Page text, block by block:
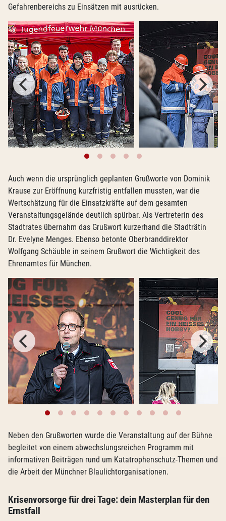
Gefahrenbereichs zu Einsätzen mit ausrücken.
Auch wenn die ursprünglich geplanten Grußworte von Dominik
Krause zur Eröffnung kurzfristig entfallen mussten, war die
Wertschätzung für die Einsatzkräfte auf dem gesamten
Veranstaltungsgelände deutlich spürbar. Als Vertreterin des
Stadtrates übernahm das Grußwort kurzerhand die Stadträtin
Dr. Evelyne Menges. Ebenso betonte Oberbranddirektor
Wolfgang Schäuble in seinem Grußwort die Wichtigkeit des
Ehrenamtes für München.
Neben den Grußworten wurde die Veranstaltung auf der Bühne
begleitet von einem abwechslungsreichen Programm mit
informativen Beiträgen rund um Katatrophenschutz-Themen und
die Arbeit der Münchner Blaulichtorganisationen.
Krisenvorsorge für drei Tage: dein Masterplan für den
Ernstfall